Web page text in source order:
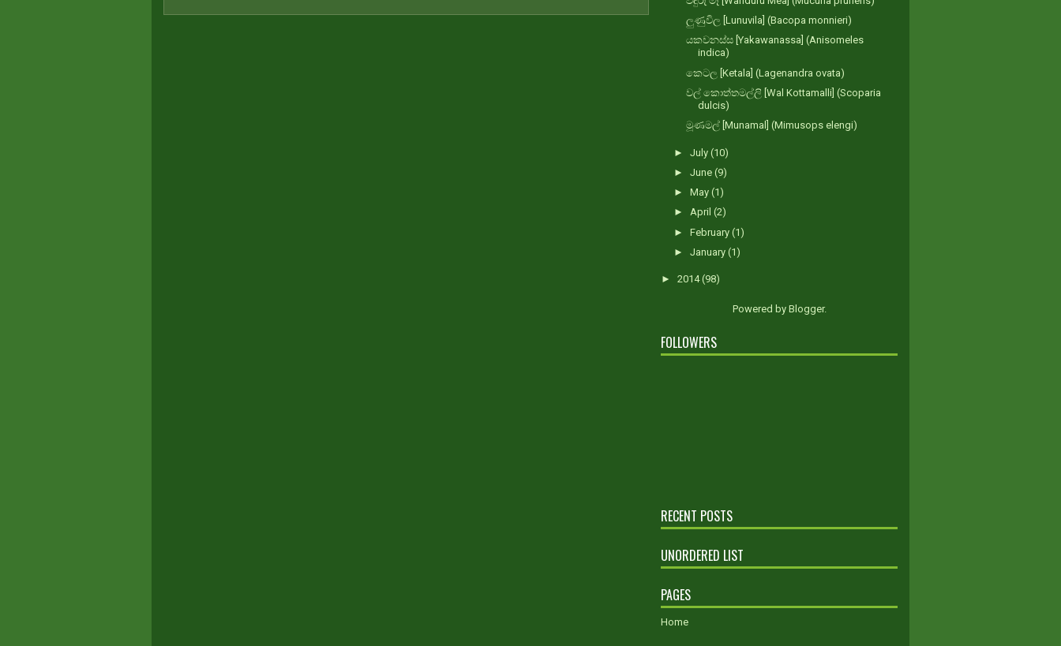
ලුණුවිල [Lunuvila] (Bacopa monnieri)
යකවනස්ස [Yakawanassa] (Anisomeles
indica)
කෙටල [Ketala] (Lagenandra ovata)
වල් කොත්තමල්ලි [Wal Kottamalli] (Scoparia
dulcis)
මූණමල් [Munamal] (Mimusops elengi)
► July (10)
► June (9)
► May (1)
► April (2)
► February (1)
► January (1)
► 2014(98)
Powered by Blogger.
FOLLOWERS
RECENT POSTS
UNORDERED LIST
PAGES
Home